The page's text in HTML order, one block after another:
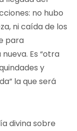
no hubo
ni caída de los
para
Es “otra
y
la que será
divina sobre